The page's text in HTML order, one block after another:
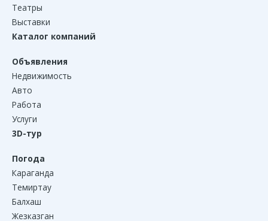
Театры
Выставки
Каталог компаний
Объявления
Недвижимость
Авто
Работа
Услуги
3D-тур
Погода
Караганда
Темиртау
Балхаш
Жезказган